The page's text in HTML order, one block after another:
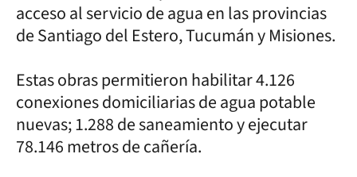
acceso al servicio de agua en las provincias
de Santiago del Estero, Tucumán y Misiones.
Estas obras permitieron habilitar 4.126
conexiones domiciliarias de agua potable
nuevas; 1.288 de saneamiento y ejecutar
78.146 metros de cañería.